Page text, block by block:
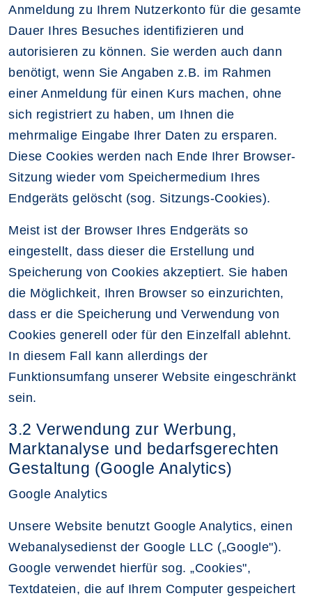
Anmeldung zu Ihrem Nutzerkonto für die gesamte
Dauer Ihres Besuches identifizieren und
autorisieren zu können. Sie werden auch dann
benötigt, wenn Sie Angaben z.B. im Rahmen
einer Anmeldung für einen Kurs machen, ohne
sich registriert zu haben, um Ihnen die
mehrmalige Eingabe Ihrer Daten zu ersparen.
Diese Cookies werden nach Ende Ihrer Browser-
Sitzung wieder vom Speichermedium Ihres
Endgeräts gelöscht (sog. Sitzungs-Cookies).
Meist ist der Browser Ihres Endgeräts so
eingestellt, dass dieser die Erstellung und
Speicherung von Cookies akzeptiert. Sie haben
die Möglichkeit, Ihren Browser so einzurichten,
dass er die Speicherung und Verwendung von
Cookies generell oder für den Einzelfall ablehnt.
In diesem Fall kann allerdings der
Funktionsumfang unserer Website eingeschränkt
sein.
3.2 Verwendung zur Werbung,
Marktanalyse und bedarfsgerechten
Gestaltung (Google Analytics)
Google Analytics
Unsere Website benutzt Google Analytics, einen
Webanalysedienst der Google LLC („Google").
Google verwendet hierfür sog. „Cookies",
Textdateien, die auf Ihrem Computer gespeichert